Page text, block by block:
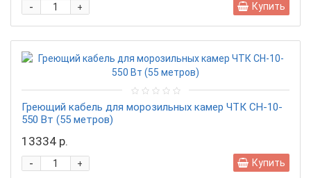
+
- Купить
Греющий кабель для морозильных камер ЧТК СН-10-
550 Вт (55 метров)
13334 р.
+
- Купить